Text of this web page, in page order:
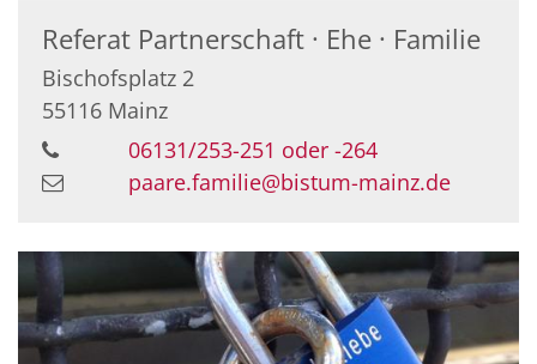
Referat Partnerschaft · Ehe · Familie
Bischofsplatz 2
55116 Mainz
06131/253-251 oder -264
paare.familie@bistum-mainz.de